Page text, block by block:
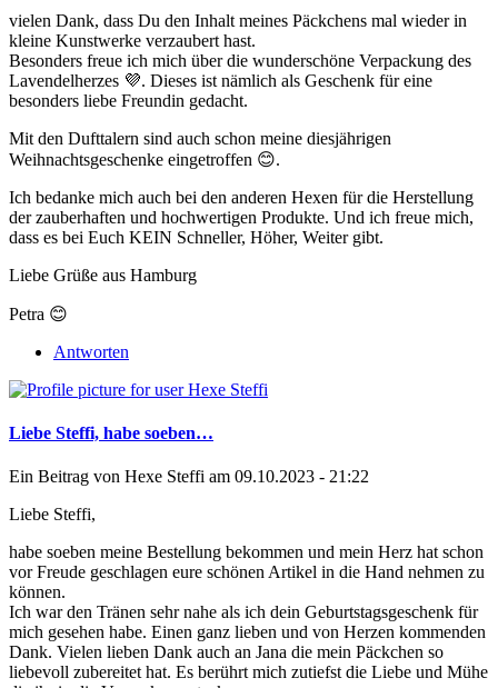
vielen Dank, dass Du den Inhalt meines Päckchens mal wieder in
kleine Kunstwerke verzaubert hast.
Besonders freue ich mich über die wunderschöne Verpackung des
Lavendelherzes 💜. Dieses ist nämlich als Geschenk für eine
besonders liebe Freundin gedacht.
Mit den Dufttalern sind auch schon meine diesjährigen
Weihnachtsgeschenke eingetroffen 😊.
Ich bedanke mich auch bei den anderen Hexen für die Herstellung
der zauberhaften und hochwertigen Produkte. Und ich freue mich,
dass es bei Euch KEIN Schneller, Höher, Weiter gibt.
Liebe Grüße aus Hamburg
Petra 😊
Antworten
Liebe Steffi, habe soeben…
Ein Beitrag von Hexe Steffi am 09.10.2023 - 21:22
Liebe Steffi,
habe soeben meine Bestellung bekommen und mein Herz hat schon
vor Freude geschlagen eure schönen Artikel in die Hand nehmen zu
können.
Ich war den Tränen sehr nahe als ich dein Geburtstagsgeschenk für
mich gesehen habe. Einen ganz lieben und von Herzen kommenden
Dank. Vielen lieben Dank auch an Jana die mein Päckchen so
liebevoll zubereitet hat. Es berührt mich zutiefst die Liebe und Mühe